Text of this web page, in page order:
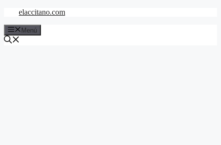
Saltar
contenido
elaccitano.com
Menú